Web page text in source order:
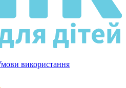
використання